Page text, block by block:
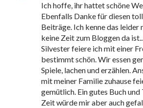
Ich hoffe, ihr hattet schöne
Ebenfalls Danke für diesen
Beiträge. Ich kenne das leider
keine Zeit zum Bloggen da
Silvester feiere ich mit einer
bestimmt schön. Wir essen
Spiele, lachen und erzählen.
mit meiner Familie zuhause
gemütlich. Ein gutes Buch und
Zeit würde mir aber auch